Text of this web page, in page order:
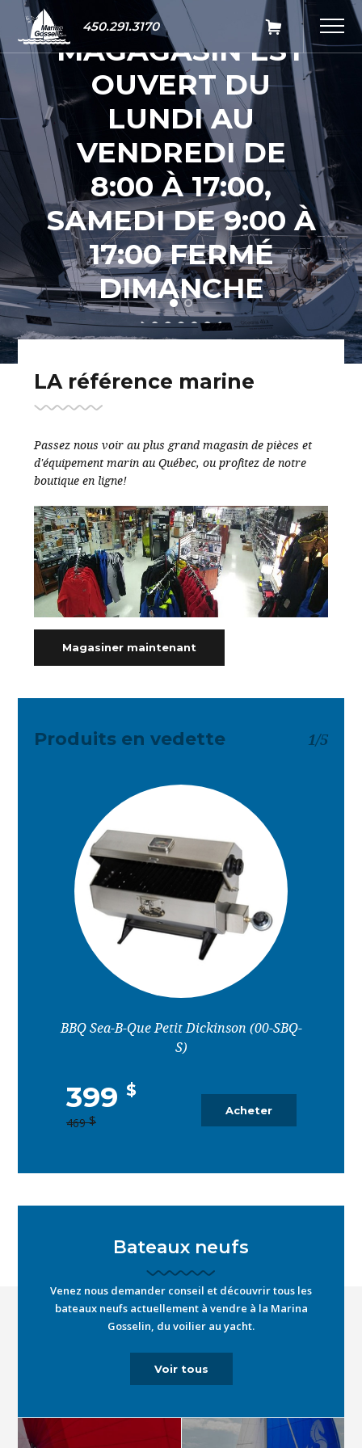
450.291.3170NOTRE
MAGAGASIN EST
OUVERT DU
LUNDI AU
VENDREDI DE
8:00 À 17:00,
SAMEDI DE 9:00 À
17:00 FERMÉ
DIMANCHE
LA référence marine
Passez nous voir au plus grand magasin de pièces et
d'équipement marin au Québec, ou profitez de notre
boutique en ligne!
Magasiner maintenant
1/5
Produits en vedette
BBQ Sea-B-Que Petit Dickinson (00-SBQ-
S)
399$
469$
Acheter
Bateaux neufs
Venez nous demander conseil et découvrir tous les
bateaux neufs actuellement à vendre à la Marina
Gosselin, du voilier au yacht.
Voir tous